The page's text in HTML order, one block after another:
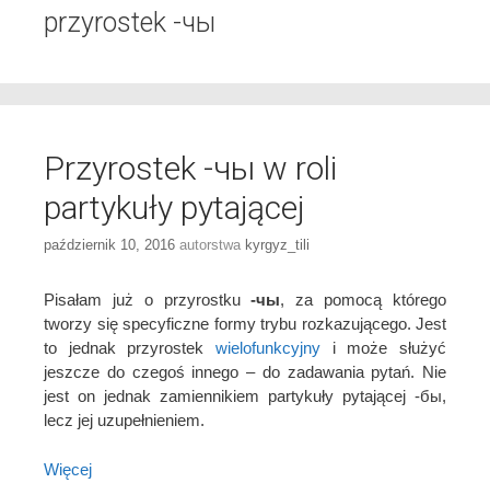
przyrostek -чы
Przyrostek -чы w roli
partykuły pytającej
październik 10, 2016 autorstwa kyrgyz_tili
Pisałam już o przyrostku-чы, za pomocą którego
tworzy się specyficzne formy trybu rozkazującego. Jest
to jednak przyrostek wielofunkcyjny i może służyć
jeszcze do czegoś innego – do zadawania pytań. Nie
jest on jednak zamiennikiem partykuły pytającej -бы,
lecz jej uzupełnieniem.
Więcej